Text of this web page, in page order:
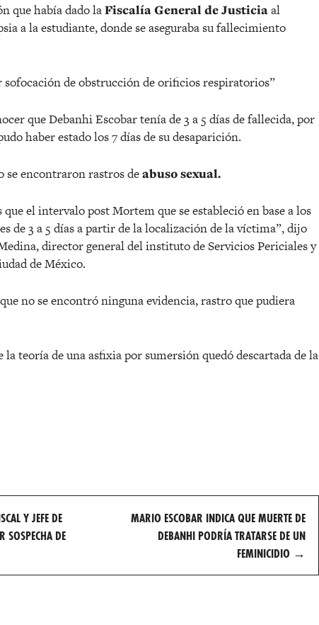
que había dado laFiscalía General de Justiciaal
a la estudiante, donde se aseguraba su fallecimiento
sofocación de obstrucción de orificios respiratorios”
que Debanhi Escobar tenía de 3 a 5 días de fallecida, por
haber estado los 7 días de su desaparición.
se encontraron rastros deabuso sexual.
que el intervalo post Mortem que se estableció en base a los
de 3 a 5 días a partir de la localización de la víctima”, dijo
director general del instituto de Servicios Periciales y
de México.
no se encontró ninguna evidencia, rastro que pudiera
teoría de una asfixia por sumersión quedó descartada de la
Y JEFE DE
SOSPECHA DE
MARIO ESCOBAR INDICA QUE MUERTE DE
DEBANHI PODRÍA TRATARSE DE UN
FEMINICIDIO →